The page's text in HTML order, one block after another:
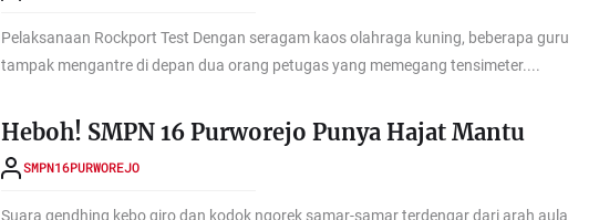
Pelaksanaan Rockport Test Dengan seragam kaos olahraga kuning, beberapa guru
tampak mengantre di depan dua orang petugas yang memegang tensimeter....
Heboh! SMPN 16 Purworejo Punya Hajat Mantu
SMPN16PURWOREJO
Suara gendhing kebo giro dan kodok ngorek samar-samar terdengar dari arah aula